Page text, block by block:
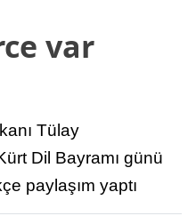
var
Tülay
Dil Bayramı günü
paylaşım yaptı